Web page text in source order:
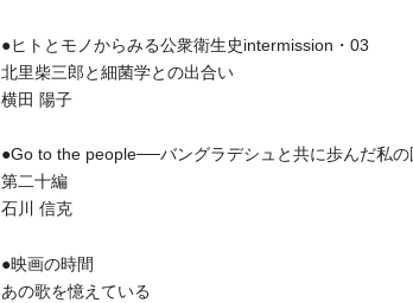
●ヒトとモノからみる公衆衛生史intermission・03
北里柴三郎と細菌学との出合い
横田 陽子
●Go to the people──バングラデシュと共に歩んだ私
第二十編
石川 信克
●映画の時間
あの歌を憶えている